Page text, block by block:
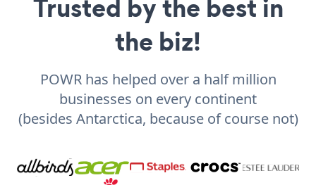
Trusted by the best in
the biz!
POWR has helped over a half million
businesses on every continent
(besides Antarctica, because of course not)